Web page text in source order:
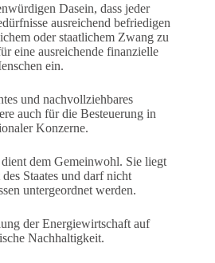
Dasein, dass jeder
ausreichend befriedigen
oder staatlichem Zwang zu
eine ausreichende finanzielle
ein.
und nachvollziehbares
auch für die Besteuerung in
Konzerne.
dem Gemeinwohl. Sie liegt
Staates und darf nicht
untergeordnet werden.
der Energiewirtschaft auf
Nachhaltigkeit.